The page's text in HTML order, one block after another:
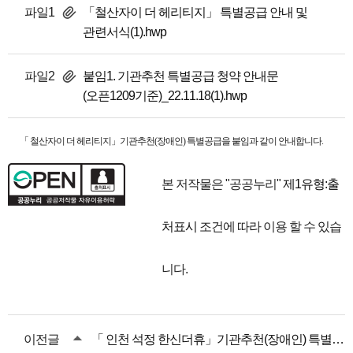
파일1
「철산자이 더 헤리티지」 특별공급 안내 및
관련서식(1).hwp
파일2
붙임1. 기관추천 특별공급 청약 안내문
(오픈1209기준)_22.11.18(1).hwp
「 철산자이 더 헤리티지」기관추천(장애인) 특별공급을 붙임과 같이 안내합니다.
본 저작물은 "공공누리"제1유형:출
처표시 조건에 따라 이용 할 수 있습
니다.
이전글 「 인천 석정 한신더휴」기관추천(장애인) 특별공급 안내